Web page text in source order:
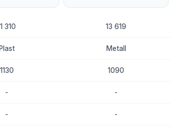
310 13 619
Plast Metall
1130 1090
- -
- -